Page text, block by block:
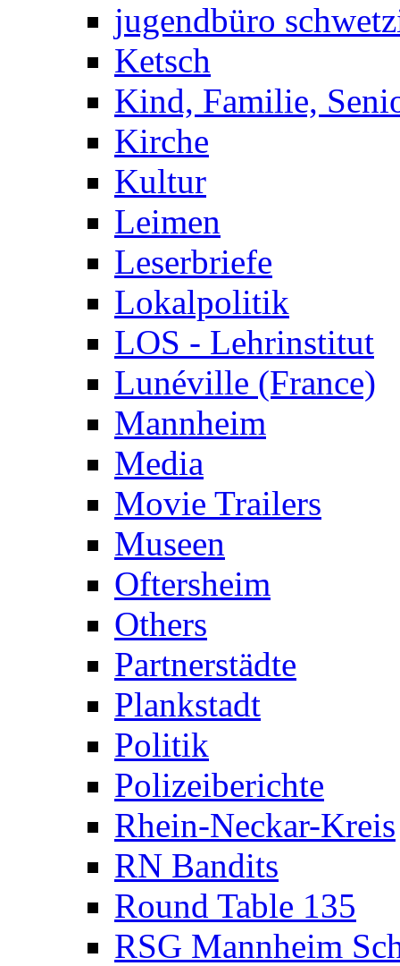
jugendbüro
Ketsch
Kind, Familie,
Kirche
Kultur
Leimen
Leserbriefe
Lokalpolitik
LOS - Lehrinstitut
Lunéville (France)
Mannheim
Media
Movie Trailers
Museen
Oftersheim
Others
Partnerstädte
Plankstadt
Politik
Polizeiberichte
Rhein-Neckar-Kreis
RN Bandits
Round Table 135
RSG Mannheim